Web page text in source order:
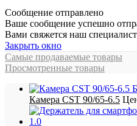
Сообщение отправлено
Ваше сообщение успешно
Вами свяжется наш специалист
Закрыть окно
Самые продаваемые товары
Просмотренные товары
Камера CST 90/65-6.5